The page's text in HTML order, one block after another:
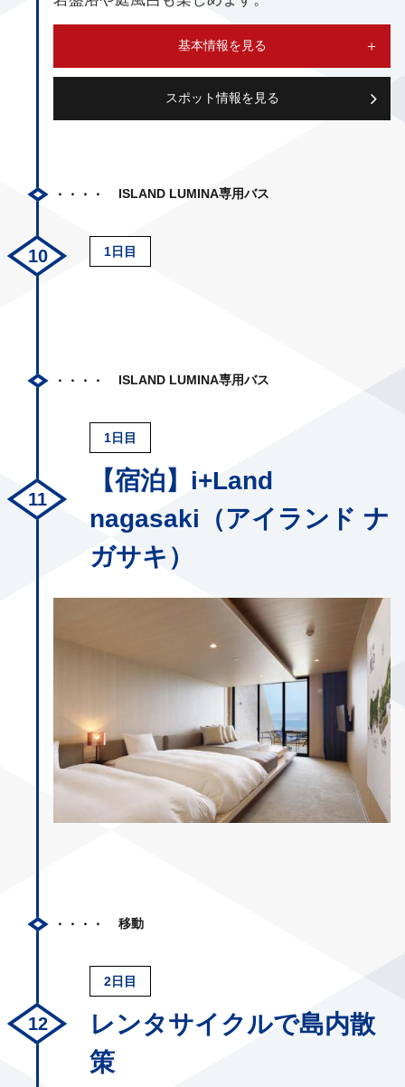
基本情報を見る
スポット情報を見る
ISLAND LUMINA専用バス
1日目
ISLAND LUMINA専用バス
1日目
【宿泊】i+Land
nagasaki（アイランド ナ
ガサキ）
移動
2日目
レンタサイクルで島内散
策